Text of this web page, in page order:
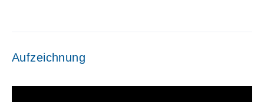
Aufzeichnung